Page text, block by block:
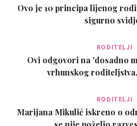
Ovo je 10 principa lijenog
sigurno
RODITELJI
Ovi odgovori na 'dosadno
vrhunskog
RODITELJI
Marijana Mikulić iskreno o